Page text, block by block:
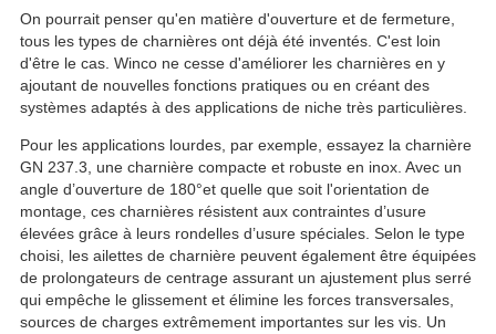
On pourrait penser qu'en matière d'ouverture et de fermeture,
tous les types de charnières ont déjà été inventés. C'est loin
d'être le cas. Winco ne cesse d'améliorer les charnières en y
ajoutant de nouvelles fonctions pratiques ou en créant des
systèmes adaptés à des applications de niche très particulières.
Pour les applications lourdes, par exemple, essayez la charnière
GN 237.3, une charnière compacte et robuste en inox. Avec un
angle d’ouverture de 180°et quelle que soit l'orientation de
montage, ces charnières résistent aux contraintes d’usure
élevées grâce à leurs rondelles d’usure spéciales. Selon le type
choisi, les ailettes de charnière peuvent également être équipées
de prolongateurs de centrage assurant un ajustement plus serré
qui empêche le glissement et élimine les forces transversales,
sources de charges extrêmement importantes sur les vis. Un